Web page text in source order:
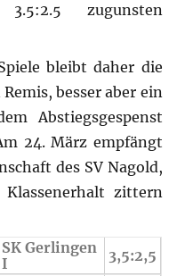
zugunsten
bleibt daher die
besser aber ein
Abstiegsgespenst
24. März empfängt
des SV Nagold,
zittern
SK Gerlingen
I
3,5:2,5